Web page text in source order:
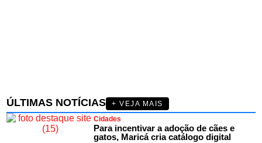
ÚLTIMAS NOTÍCIAS
+ VEJA MAIS
Cidades
Para incentivar a adoção de cães e
gatos, Maricá cria catálogo digital